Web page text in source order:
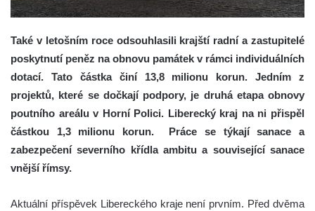
Také v letošním roce odsouhlasili krajští radní a zastupitelé
poskytnutí peněz na obnovu památek v rámci individuálních
dotací. Tato částka činí 13,8 milionu korun. Jedním z
projektů, které se dočkají podpory, je druhá etapa obnovy
poutního areálu v Horní Polici. Liberecký kraj na ni přispěl
částkou 1,3 milionu korun. Práce se týkají sanace a
zabezpečení severního křídla ambitu a související sanace
vnější římsy.
Aktuální příspěvek Libereckého kraje není prvním. Před dvěma